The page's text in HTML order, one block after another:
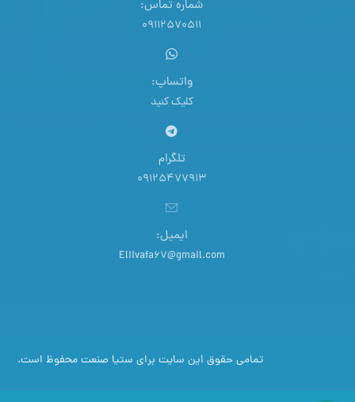
شماره تماس:
09112570511
واتساپ:
کلیک کنید
تلگرام
09125477913
ایمیل:
Eliivafa67@gmail.com
تمامی حقوق این سایت برای ستیا صنعت محفوظ است.